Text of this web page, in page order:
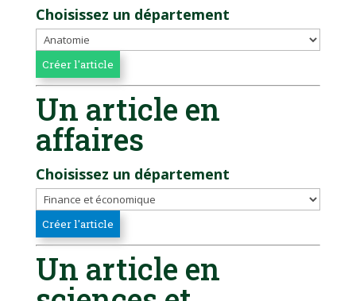
Choisissez un département
Un article en
affaires
Choisissez un département
Un article en